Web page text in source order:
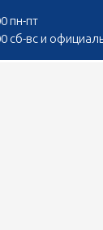
пн-пт
сб-вс и